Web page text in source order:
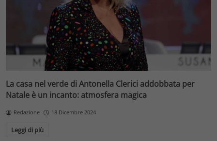
La casa nel verde di Antonella Clerici addobbata per
Natale è un incanto: atmosfera magica
Redazione 18 Dicembre 2024
Leggi di più